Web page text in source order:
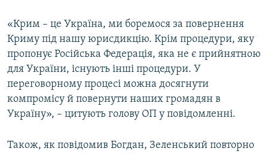
«Крим – це Україна, ми боремося за повернення
Криму під нашу юрисдикцію. Крім процедури, яку
пропонує Російська Федерація, яка не є прийнятною
для України, існують інші процедури. У
переговорному процесі можна досягнути
компромісу й повернути наших громадян в
Україну», – цитують голову ОП у повідомленні.
Також, як повідомив Богдан, Зеленський повторно